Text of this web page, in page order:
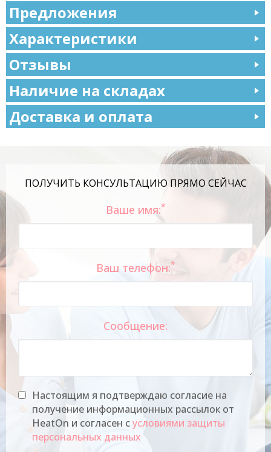
Предложения
Характеристики
Отзывы
Наличие на складах
Доставка и оплата
ПОЛУЧИТЬ КОНСУЛЬТАЦИЮ ПРЯМО СЕЙЧАС
Ваше имя:*
Ваш телефон:*
Сообщение:
Настоящим я подтверждаю согласие на
получение информационных рассылок от
HeatOn и согласен сусловиями защиты
персональных данных